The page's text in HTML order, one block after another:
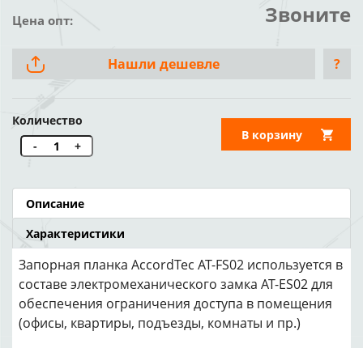
Цена опт: Звоните
Нашли дешевле ?
Количество
-
+
В корзину
Описание
Характеристики
Запорная планка AccordTec AT-FS02 используется в
составе электромеханического замка AT-ES02 для
обеспечения ограничения доступа в помещения
(офисы, квартиры, подъезды, комнаты и пр.)